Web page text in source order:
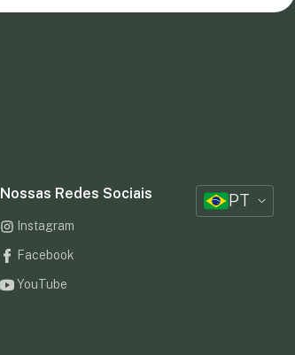
Nossas Redes Sociais
Instagram
Facebook
YouTube
PT